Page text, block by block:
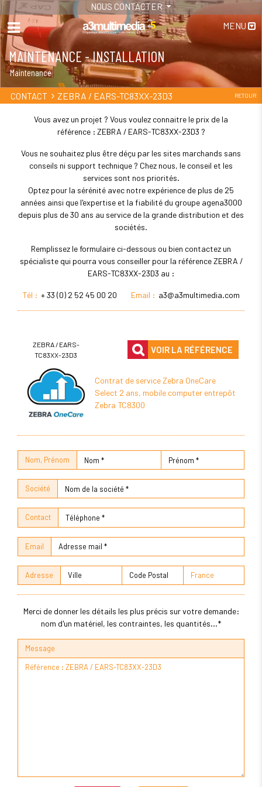
NOUS CONTACTER
MENU
MAINTENANCE - INSTALLATION
Maintenance
CONTACT ZEBRA / EARS-TC83XX-23D3 RETOUR
Vous avez un projet ? Vous voulez connaitre le prix de la
référence : ZEBRA / EARS-TC83XX-23D3 ?
Vous ne souhaitez plus être déçu par les sites marchands sans
conseils ni support technique ? Chez nous, le conseil et les
services sont nos priorités.
Optez pour la sérénité avec notre expérience de plus de 25
années ainsi que l'expertise et la fiabilité du groupe agena3000
depuis plus de 30 ans au service de la grande distribution et des
sociétés.
Remplissez le formulaire ci-dessous ou bien contactez un
spécialiste qui pourra vous conseiller pour la référence ZEBRA /
EARS-TC83XX-23D3 au :
Tél : + 33 (0) 2 52 45 00 20 Email : a3@a3multimedia.com
ZEBRA / EARS-
TC83XX-23D3
VOIR LA RÉFÉRENCE
Contrat de service Zebra OneCare
Select 2 ans, mobile computer entrepôt
Zebra TC8300
Nom, Prénom
Société
Contact
Email
Adresse
Merci de donner les détails les plus précis sur votre demande:
nom d'un matériel, les contraintes, les quantités...*
Message